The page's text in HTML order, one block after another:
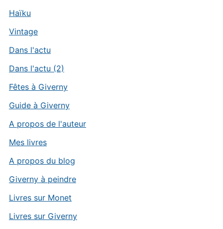
Haïku
Vintage
Dans l'actu
Dans l'actu (2)
Fêtes à Giverny
Guide à Giverny
A propos de l'auteur
Mes livres
A propos du blog
Giverny à peindre
Livres sur Monet
Livres sur Giverny